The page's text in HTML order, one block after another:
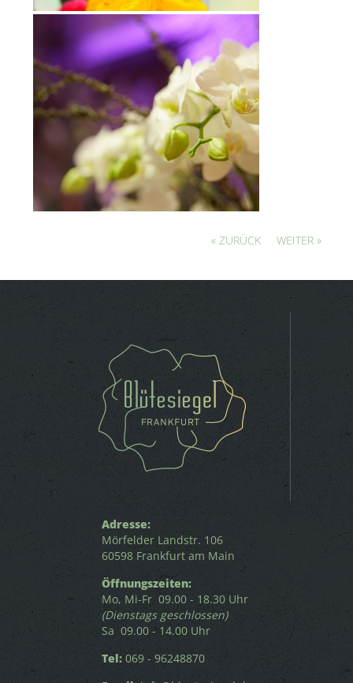
WEITER »
« ZURÜCK
Adresse:
Mörfelder Landstr. 106
60598 Frankfurt am Main
Öffnungszeiten:
Mo, Mi-Fr 09.00 - 18.30 Uhr
(Dienstags geschlossen)
Sa 09.00 - 14.00 Uhr
Tel: 069 - 96248870